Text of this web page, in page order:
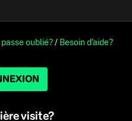
oublié?/ Besoin d'aide?
visite?